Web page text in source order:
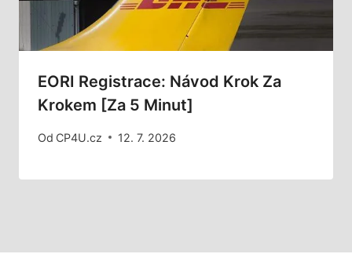
EORI Registrace: Návod Krok Za
Krokem [Za 5 Minut]
Od CP4U.cz 12. 7. 2026